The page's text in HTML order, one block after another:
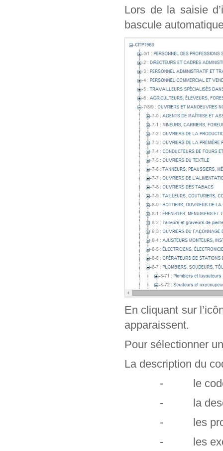
Lors de la saisie
bascule
En cliquant sur
apparaissent.
Pour sélectionner
La description du
- le code
- la
- les
- les